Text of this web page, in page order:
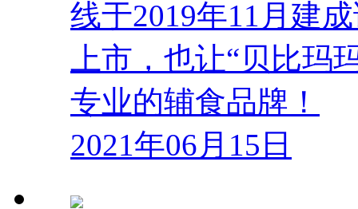
线于2019年11月建
上市，也让“贝比玛
专业的辅食品牌！
2021年06月15日